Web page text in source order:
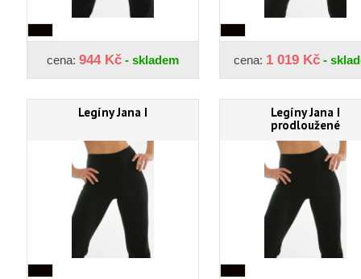
cena: 944 Kč - skladem cena: 1 019 Kč -
Legíny Jana I
Legíny Jana I
prodloužené